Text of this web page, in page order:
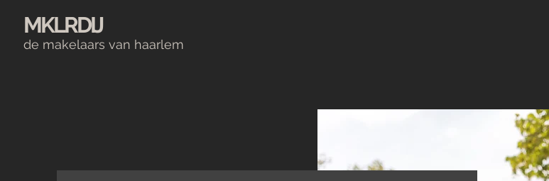
MKLRDIJ
de makelaars van haarlem